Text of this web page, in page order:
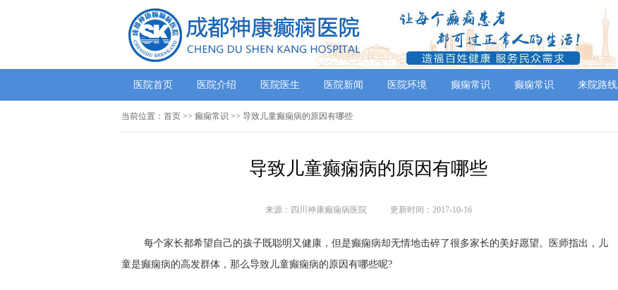
医院首页 医院介绍 医院医生 医院新闻 医院环境 癫痫常识 癫痫常识 来院路线
当前位置： 首页 >> 癫痫常识 >> 导致儿童癫痫病的原因有哪些
导致儿童癫痫病的原因有哪些
来源：四川神康癫痫病医院 更新时间：2017-10-16
每个家长都希望自己的孩子既聪明又健康，但是癫痫病却无情地击碎了很多家长的美好愿望。医师指出，儿
童是癫痫病的高发群体，那么导致儿童癫痫病的原因有哪些呢?